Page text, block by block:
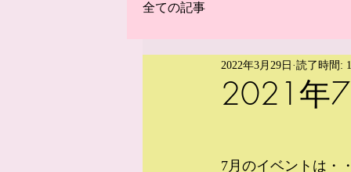
全ての記事
2021年
2022年3月29日 読了時間:
7月のイベントは・